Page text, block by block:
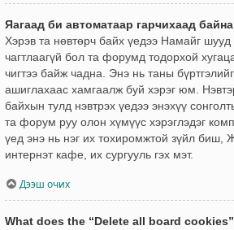
Яагаад би автоматаар гарчихаад
Хэрэв та нөвтөрч байх үедээ Намайг шууд
чагтлаагүй бол та форумд тодорхой
чигтээ байж чадна. Энэ нь таны
ашиглахаас хамгаалж буй хэрэг юм.
байхын тулд нэвтрэх үедээ энэхүү
та форум руу олон хүмүүс хэрэглэдэг
үед энэ нь нэг их тохиромжтой зүйл биш,
интернэт кафе, их сургууль гэх мэт.
Дээш очих
What does the “Delete all board